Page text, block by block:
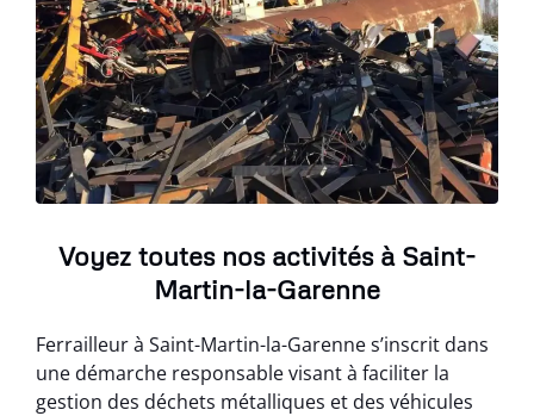
Voyez toutes nos activités à Saint-
Martin-la-Garenne
Ferrailleur à Saint-Martin-la-Garenne s’inscrit dans
une démarche responsable visant à faciliter la
gestion des déchets métalliques et des véhicules